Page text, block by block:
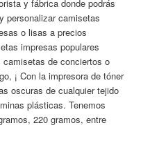
y fábrica donde podrás
personalizar camisetas
o lisas a precios
impresas populares
de conciertos o
¡ Con la impresora de tóner
oscuras de cualquier tejido
plásticas. Tenemos
220 gramos, entre